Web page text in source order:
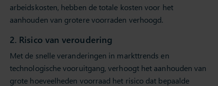
arbeidskosten, hebben de totale kosten voor het
aanhouden van grotere voorraden verhoogd.
2. Risico van veroudering
Met de snelle veranderingen in markttrends en
technologische vooruitgang, verhoogt het aanhouden van
grote hoeveelheden voorraad het risico dat bepaalde